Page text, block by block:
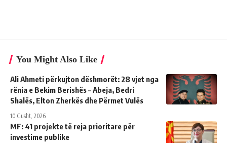
You Might Also Like
Ali Ahmeti përkujton dëshmorët: 28 vjet nga
rënia e Bekim Berishës – Abeja, Bedri
Shalës, Elton Zherkës dhe Përmet Vulës
10 Gusht, 2026
MF: 41 projekte të reja prioritare për
investime publike